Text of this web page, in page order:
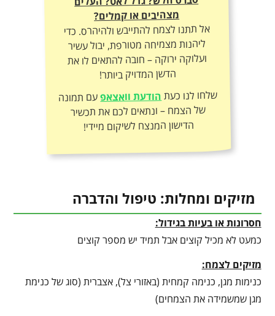
מצהיבים או קמלים?
אל תתנו לצמח להתייבש ולהיהרס. כדי
ליהנות מצמיחה מטורפת, יבול עשיר
ועלוקה ירוקה – חובה להתאים לו את
הדשן המדויק ביותר!
שלחו לנו כעתהודעת וואצאפעם תמונה
של הצמח – ונתאים לכם את תכשיר
הדישון המנצח לשיקום מיידי!
מזיקים ומחלות: טיפול והדברה
חסרונות או בעיות בגידול:
כמעט לא מכיל קוצים אבל תמיד יש מספר קוצים
מזיקים לצמח:
כנימות מגן, כנימה קמחית (באזורי צל), אצברית (סוג של כנימת
מגן שמשמידה את הצמחים)